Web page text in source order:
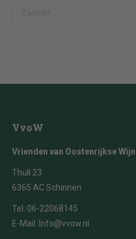
VvoW
Vrienden van Oostenrijkse Wijn
Thull 23
6365 AC Schinnen
Tel: 06-22068145
E-Mail: Info@vvow.nl